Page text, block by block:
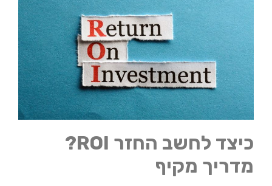
כיצד לחשב החזר ROI?
מדריך מקיף